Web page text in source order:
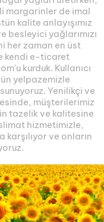
margarinler de imal
kalite anlayışımız
besleyici yağlarımızı
her zaman en üst
kendi e-ticaret
kurduk. Kullanıcı
yelpazemizle
Yenilikçi ve
müşterilerimiz
tazelik ve kalitesine
hizmetimizle,
karşılıyor ve onların